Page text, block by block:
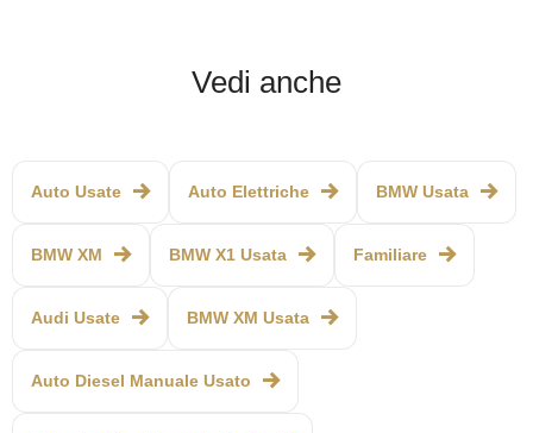
Vedi anche
Auto Usate Auto Elettriche BMW Usata
BMW XM BMW X1 Usata Familiare
Audi Usate BMW XM Usata
Auto Diesel Manuale Usato